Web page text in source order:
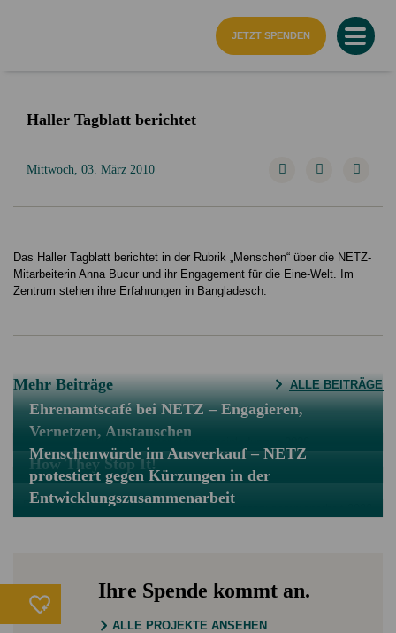
JETZT SPENDEN
Haller Tagblatt berichtet
Mittwoch, 03. März 2010
Das Haller Tagblatt berichtet in der Rubrik „Menschen“ über die NETZ-
Mitarbeiterin Anna Bucur und ihr Engagement für die Eine-Welt. Im
Zentrum stehen ihre Erfahrungen in Bangladesch.
Mehr Beiträge ALLE BEITRÄGE
Ehrenamtscafé bei NETZ – Engagieren,
Vernetzen, Austauschen
How They Stop It!
Menschenwürde im Ausverkauf – NETZ
protestiert gegen Kürzungen in der
Entwicklungszusammenarbeit
Ihre Spende kommt an.
ALLE PROJEKTE ANSEHEN